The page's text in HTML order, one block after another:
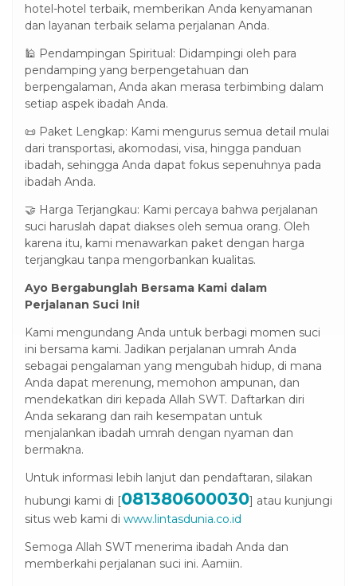
hotel-hotel terbaik, memberikan Anda kenyamanan
dan layanan terbaik selama perjalanan Anda.
🕌 Pendampingan Spiritual: Didampingi oleh para
pendamping yang berpengetahuan dan
berpengalaman, Anda akan merasa terbimbing dalam
setiap aspek ibadah Anda.
📜 Paket Lengkap: Kami mengurus semua detail mulai
dari transportasi, akomodasi, visa, hingga panduan
ibadah, sehingga Anda dapat fokus sepenuhnya pada
ibadah Anda.
🤝 Harga Terjangkau: Kami percaya bahwa perjalanan
suci haruslah dapat diakses oleh semua orang. Oleh
karena itu, kami menawarkan paket dengan harga
terjangkau tanpa mengorbankan kualitas.
Ayo Bergabunglah Bersama Kami dalam
Perjalanan Suci Ini!
Kami mengundang Anda untuk berbagi momen suci
ini bersama kami. Jadikan perjalanan umrah Anda
sebagai pengalaman yang mengubah hidup, di mana
Anda dapat merenung, memohon ampunan, dan
mendekatkan diri kepada Allah SWT. Daftarkan diri
Anda sekarang dan raih kesempatan untuk
menjalankan ibadah umrah dengan nyaman dan
bermakna.
Untuk informasi lebih lanjut dan pendaftaran, silakan
hubungi kami di [081380600030] atau kunjungi
situs web kami di www.lintasdunia.co.id
Semoga Allah SWT menerima ibadah Anda dan
memberkahi perjalanan suci ini. Aamiin.